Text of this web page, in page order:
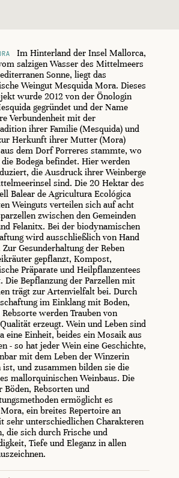
Im Hinterland der Insel Mallorca,
salzigen Wasser des Mittelmeers
Sonne, liegt das
Weingut Mesquida Mora. Dieses
wurde 2012 von der Önologin
gegründet und der Name
Verbundenheit mit der
ihrer Familie (Mesquida) und
Herkunft ihrer Mutter (Mora)
dem Dorf Porreres stammte, wo
Bodega befindet. Hier werden
die Ausdruck ihrer Weinberge
sind. Die 20 Hektar des
Balear de Agricultura Ecológica
Weinguts verteilen sich auf acht
zwischen den Gemeinden
Felanitx. Bei der biodynamischen
wird ausschließlich von Hand
Zur Gesunderhaltung der Reben
gepflanzt, Kompost,
Präparate und Heilpflanzentees
Die Bepflanzung der Parzellen mit
trägt zur Artenvielfalt bei. Durch
im Einklang mit Boden,
werden Trauben von
erzeugt. Wein und Leben sind
eine Einheit, beides ein Mosaik aus
- so hat jeder Wein eine Geschichte,
mit dem Leben der Winzerin
ist, und zusammen bilden sie die
mallorquinischen Weinbaus. Die
Böden, Rebsorten und
ermöglicht es
ein breites Repertoire an
sehr unterschiedlichen Charakteren
die sich durch Frische und
Tiefe und Eleganz in allen